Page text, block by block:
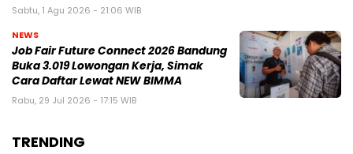
Sabtu, 1 Agu 2026 - 21:06 WIB
NEWS
Job Fair Future Connect 2026 Bandung
Buka 3.019 Lowongan Kerja, Simak
Cara Daftar Lewat NEW BIMMA
Rabu, 29 Jul 2026 - 17:15 WIB
TRENDING